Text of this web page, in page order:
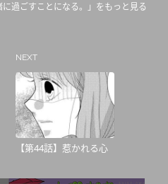
過ごすことになる。」をもっと見る
NEXT
【第44話】惹かれる心